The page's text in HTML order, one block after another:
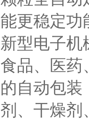
能更稳定功
新型电子机
食品、医药
的自动包装
剂、干燥剂